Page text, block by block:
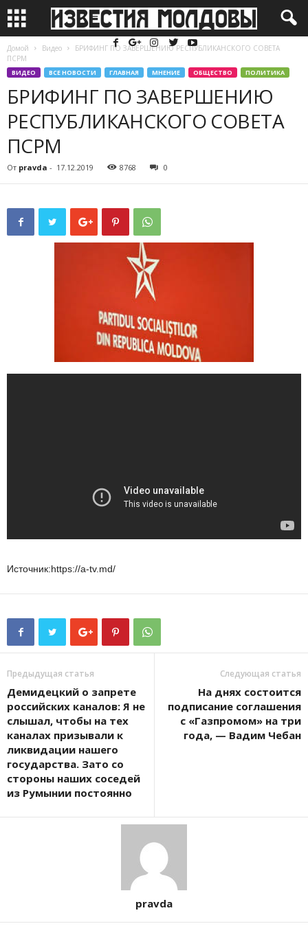
Домой Видео
БРИФИНГ ПО ЗАВЕРШЕНИЮ РЕСПУБЛИКАНСКОГО СОВЕТА
ПСРМ
ВИДЕО ВСЕ НОВОСТИ ГЛАВНАЯ МНЕНИЕ ОБЩЕСТВО ПОЛИТИКА
БРИФИНГ ПО ЗАВЕРШЕНИЮ
РЕСПУБЛИКАНСКОГО СОВЕТА
ПСРМ
От pravda - 17.12.2019 8768 0
Источник:https://a-tv.md/
Предыдущая статья
Демидецкий о запрете
российских каналов: Я не
слышал, чтобы на тех
каналах призывали к
ликвидации нашего
государства. Зато со
стороны наших соседей
из Румынии постоянно
Следующая статья
На днях состоится
подписание соглашения
с «Газпромом» на три
года, — Вадим Чебан
pravda